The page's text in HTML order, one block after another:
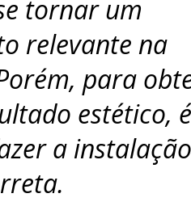
tornar um
relevante na
para
estético, é
a instalação